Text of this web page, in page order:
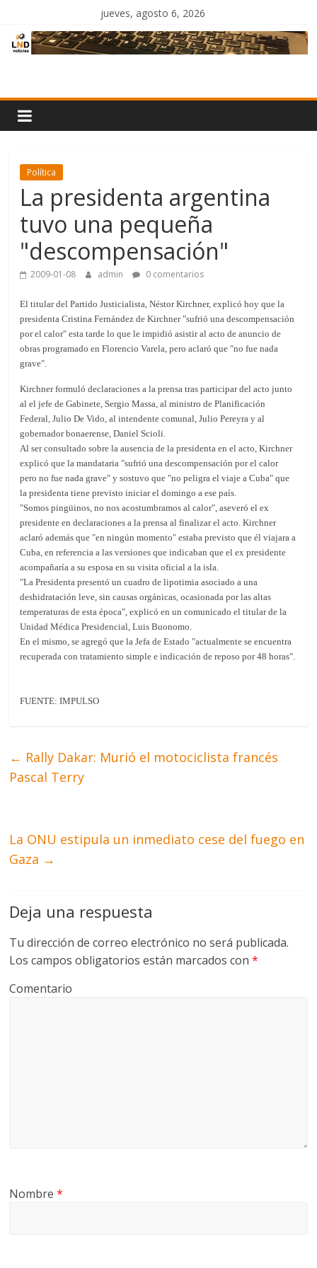
contenido
jueves, agosto 6, 2026
Noticias
Política
La presidenta argentina
tuvo una pequeña
"descompensación"
2009-01-08 admin 0 comentarios
El titular del Partido Justicialista, Néstor Kirchner, explicó hoy que la
presidenta Cristina Fernández de Kirchner "sufrió una descompensación
por el calor" esta tarde lo que le impidió asistir al acto de anuncio de
obras programado en Florencio Varela, pero aclaró que "no fue nada
grave".
Kirchner formuló declaraciones a la prensa tras participar del acto junto
al el jefe de Gabinete, Sergio Massa, al ministro de Planificación
Federal, Julio De Vido, al intendente comunal, Julio Pereyra y al
gobernador bonaerense, Daniel Scioli.
Al ser consultado sobre la ausencia de la presidenta en el acto, Kirchner
explicó que la mandataria "sufrió una descompensación por el calor
pero no fue nada grave" y sostuvo que "no peligra el viaje a Cuba" que
la presidenta tiene previsto iniciar el domingo a ese país.
"Somos pingüinos, no nos acostumbramos al calor", aseveró el ex
presidente en declaraciones a la prensa al finalizar el acto. Kirchner
aclaró además que "en ningún momento" estaba previsto que él viajara a
Cuba, en referencia a las versiones que indicaban que el ex presidente
acompañaría a su esposa en su visita oficial a la isla.
"La Presidenta presentó un cuadro de lipotimia asociado a una
deshidratación leve, sin causas orgánicas, ocasionada por las altas
temperaturas de esta época", explicó en un comunicado el titular de la
Unidad Médica Presidencial, Luis Buonomo.
En el mismo, se agregó que la Jefa de Estado "actualmente se encuentra
recuperada con tratamiento simple e indicación de reposo por 48 horas".
FUENTE: IMPULSO
← Rally Dakar: Murió el motociclista francés
Pascal Terry
La ONU estipula un inmediato cese del fuego en
Gaza →
Deja una respuesta
Tu dirección de correo electrónico no será publicada.
Los campos obligatorios están marcados con*
Comentario
Nombre*